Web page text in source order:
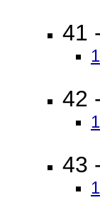
41
1
42
1
43
1